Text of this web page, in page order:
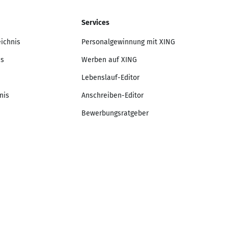
Services
Personalgewinnung mit XING
Werben auf XING
Lebenslauf-Editor
Anschreiben-Editor
Bewerbungsratgeber